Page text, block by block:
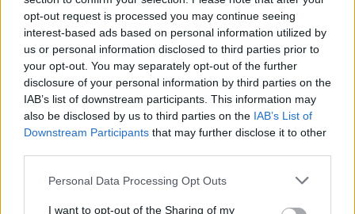
opt-out request is processed you may continue seeing
interest-based ads based on personal information utilized by
us or personal information disclosed to third parties prior to
your opt-out. You may separately opt-out of the further
disclosure of your personal information by third parties on the
IAB’s list of downstream participants. This information may
also be disclosed by us to third parties on the IAB’s List of
Downstream Participants that may further disclose it to other
Please note that this website/app uses one or more Google
not limited to your visit or usage behaviour. You may click to
Personal Data Processing Opt Outs
I want to opt-out of the Sharing of my
Mirandolina; Wedekind: A tavasz ébredése.
A vígjáték szereplői: Molnos András Csaba,
Kiss Attila, Mátray László, Aszalos Géza,
Balázs Attila, Bandi András Zsolt, Borbély B.
Emília, Tasnádi-Sáhy Noémi, Lőrincz Rita,
Magyari Etelka, László Pecka Péter, Páll
Állami Színház Szigligeti Társulatának tagja.